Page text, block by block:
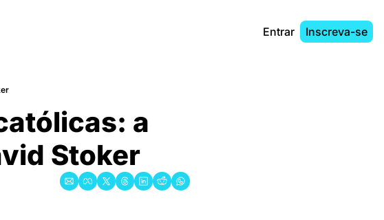
Entrar Inscreva-se
a
Stoker